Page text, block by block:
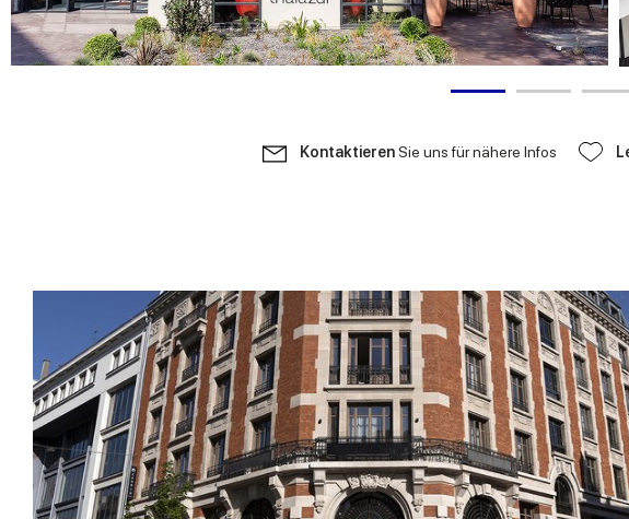
KontaktierenSie uns für nähere Infos